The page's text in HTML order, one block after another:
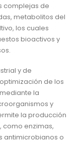
complejas de
metabolitos del
los cuales
bioactivos y
y de
de los
la
y
la producción
como enzimas,
antimicrobianos o